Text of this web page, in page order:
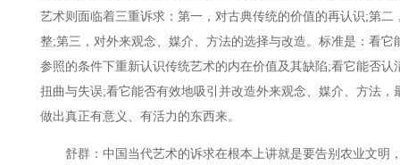
艺术则面临着三重诉求：第一，对古典传统的价值的再认识;第二
整;第三，对外来观念、媒介、方法的选择与改造。标准是：看它
参照的条件下重新认识传统艺术的内在价值及其缺陷;看它能否认
扭曲与失误;看它能否有效地吸引并改造外来观念、媒介、方法，
做出真正有意义、有活力的东西来。
舒群：中国当代艺术的诉求在根本上讲就是要告别农业文明